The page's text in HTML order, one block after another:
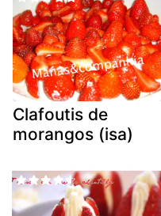
Clafoutis de
morangos (isa)